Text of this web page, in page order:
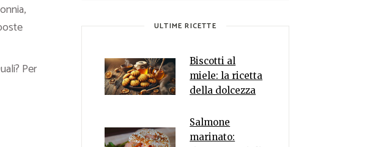
Per
ULTIME RICETTE
Biscotti al
miele: la ricetta
della dolcezza
Salmone
marinato: